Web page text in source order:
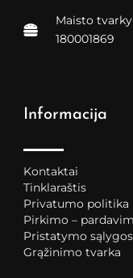
Maisto
180001869
Informacija
Kontaktai
Tinklaraštis
Privatumo politika
Pirkimo –
Pristatymo sąlygos
Grąžinimo tvarka